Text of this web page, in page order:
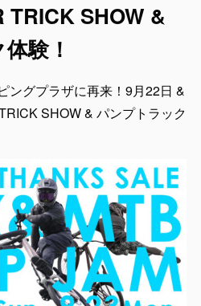
SHOW &
験！
ングプラザに再来！9月22日 &
SHOW & パンプトラック